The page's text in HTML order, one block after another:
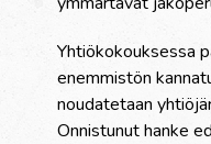
Yhtiökokouksessa
enemmistön
noudatetaan
Onnistunut hanke